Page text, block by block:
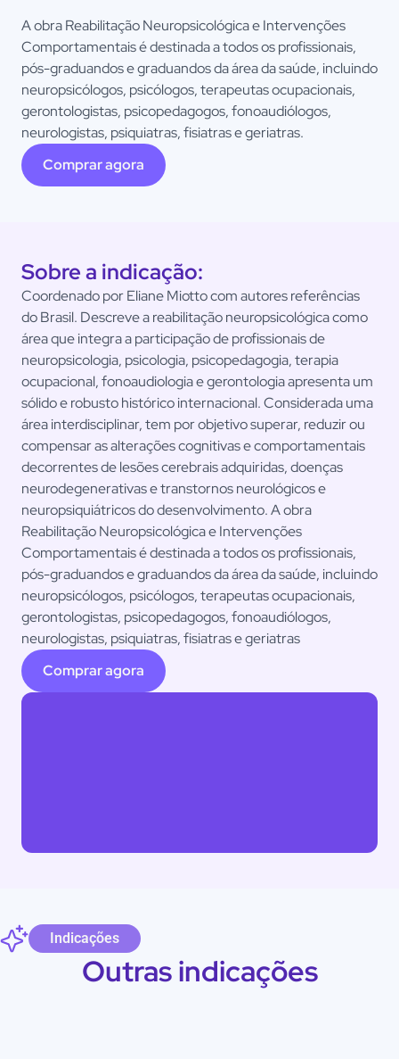
A obra Reabilitação Neuropsicológica e Intervenções
Comportamentais é destinada a todos os profissionais,
pós-graduandos e graduandos da área da saúde, incluindo
neuropsicólogos, psicólogos, terapeutas ocupacionais,
gerontologistas, psicopedagogos, fonoaudiólogos,
neurologistas, psiquiatras, fisiatras e geriatras.
Comprar agora
Sobre a indicação:
Coordenado por Eliane Miotto com autores referências
do Brasil. Descreve a reabilitação neuropsicológica como
área que integra a participação de profissionais de
neuropsicologia, psicologia, psicopedagogia, terapia
ocupacional, fonoaudiologia e gerontologia apresenta um
sólido e robusto histórico internacional. Considerada uma
área interdisciplinar, tem por objetivo superar, reduzir ou
compensar as alterações cognitivas e comportamentais
decorrentes de lesões cerebrais adquiridas, doenças
neurodegenerativas e transtornos neurológicos e
neuropsiquiátricos do desenvolvimento. A obra
Reabilitação Neuropsicológica e Intervenções
Comportamentais é destinada a todos os profissionais,
pós-graduandos e graduandos da área da saúde, incluindo
neuropsicólogos, psicólogos, terapeutas ocupacionais,
gerontologistas, psicopedagogos, fonoaudiólogos,
neurologistas, psiquiatras, fisiatras e geriatras
Comprar agora
Indicações
Outras indicações